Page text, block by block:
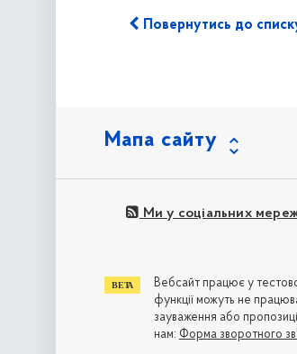
Повернутись до
Мапа сайту
Ми у соціальних
Вебсайт працює у
функції можуть не
зауваження або
нам: Форма зворотного